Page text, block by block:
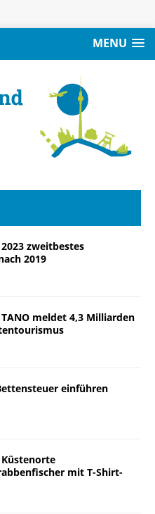
MENU
zweitbestes
2019
meldet 4,3 Milliarden
einführen
Küstenorte
mit T-Shirt-